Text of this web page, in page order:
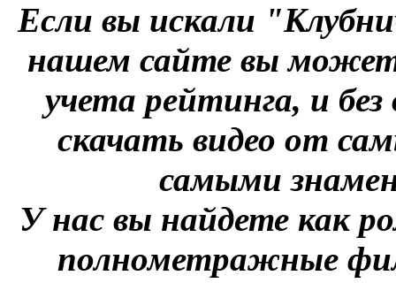
Если вы искали
нашем сайте вы
учета рейтинга, и
скачать видео от
самыми
У нас вы найдете как
полнометражные